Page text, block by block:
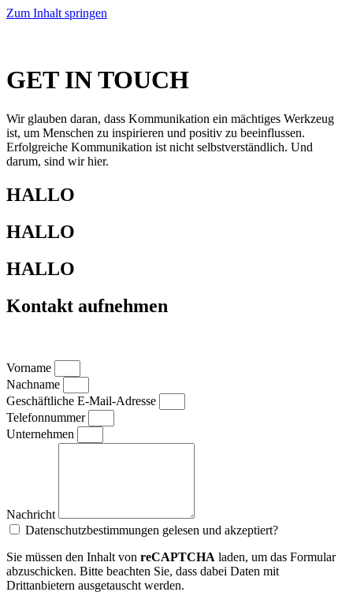
Zum Inhalt springen
GET IN TOUCH
Wir glauben daran, dass Kommunikation ein mächtiges Werkzeug
ist, um Menschen zu inspirieren und positiv zu beeinflussen.
Erfolgreiche Kommunikation ist nicht selbstverständlich. Und
darum, sind wir hier.
HALLO
HALLO
HALLO
Kontakt aufnehmen
Vorname
Nachname
Geschäftliche E-Mail-Adresse
Telefonnummer
Unternehmen
Nachricht
Datenschutzbestimmungen gelesen und akzeptiert?
Sie müssen den Inhalt von reCAPTCHA laden, um das Formular
abzuschicken. Bitte beachten Sie, dass dabei Daten mit
Drittanbietern ausgetauscht werden.